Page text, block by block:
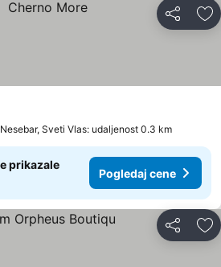
Deli
Nesebar, Sveti Vlas: udaljenost 0.3 km
prikazale
Pogledaj cene
Deli